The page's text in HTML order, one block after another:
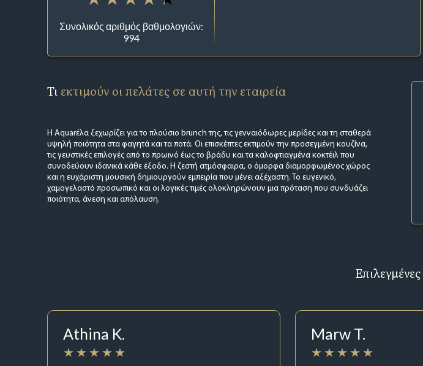
Συνολικός αριθμός βαθμολογιών:
994
Τι εκτιμούν οι πελάτες σε αυτή την εταιρεία
Η Aquarέλα ξεχωρίζει για το πλούσιο brunch της, τις γενναιόδωρες μερίδες και τη σταθερά
υψηλή ποιότητα στα φαγητά και τα ποτά. Οι επισκέπτες εκτιμούν την προσεγμένη κουζίνα,
τις γευστικές επιλογές από το πρωινό έως το βράδυ και τα καλοφτιαγμένα κοκτέιλ που
συνοδεύουν ιδανικά κάθε έξοδο. Η ζεστή ατμόσφαιρα, ο όμορφα διαμορφωμένος χώρος
και η ευχάριστη μουσική δημιουργούν εμπειρία που μένει αξέχαστη. Το ευγενικό,
χαμογελαστό προσωπικό και οι λογικές τιμές ολοκληρώνουν μια πρόταση που συνδυάζει
ποιότητα, άνεση και απόλαυση.
Επιλεγμένες
Athina K. Marw T.